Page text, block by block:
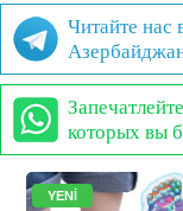
Читайте нас
которых вы